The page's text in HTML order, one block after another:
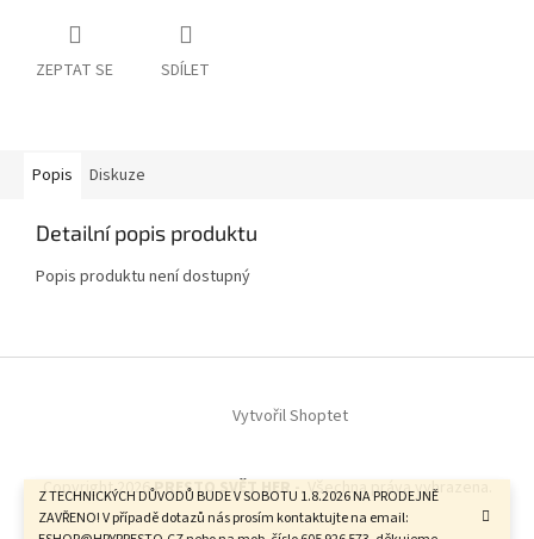
Z TECHNICKÝCH DŮVODŮ BUDE V SOBOTU 1.8.2026 NA PRODEJNĚ
ZAVŘENO! V případě dotazů nás prosím kontaktujte na email:
ZEPTAT SE SDÍLET
Popis Diskuze
Detailní popis produktu
Popis produktu není dostupný
Vytvořil Shoptet
Copyright 2026PRESTO SVĚT HER - . Všechna práva vyhrazena.